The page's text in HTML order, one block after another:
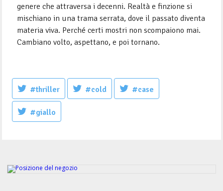
genere che attraversa i decenni. Realtà e finzione si
mischiano in una trama serrata, dove il passato diventa
materia viva. Perché certi mostri non scompaiono mai.
Cambiano volto, aspettano, e poi tornano.
#thriller #cold #case
#giallo